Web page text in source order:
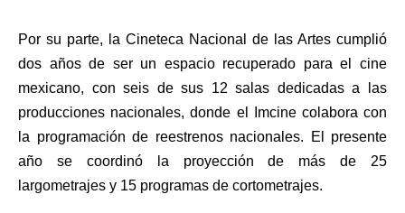
Por su parte, la Cineteca Nacional de las Artes cumplió
dos años de ser un espacio recuperado para el cine
mexicano, con seis de sus 12 salas dedicadas a las
producciones nacionales, donde el Imcine colabora con
la programación de reestrenos nacionales. El presente
año se coordinó la proyección de más de 25
largometrajes y 15 programas de cortometrajes.